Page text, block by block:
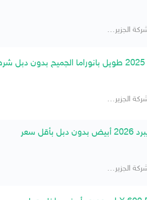
شركة الجزيرة -جارالله-
شركة الجزيرة -جارالله-
شركة الجزيرة -جارالله-